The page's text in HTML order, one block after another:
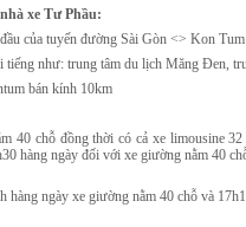
xe Tư Phầu:
của tuyến đường Sài Gòn <> Kon
như: trung tâm du lịch Măng Đen,
bán kính 10km
40 chỗ đồng thời có cả xe limousine
hàng ngày đối với xe giường nằm 40
hàng ngày xe giường nằm 40 chỗ và